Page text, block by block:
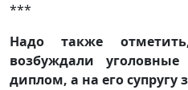
***
Надо также
возбуждали
диплом, а на его супругу